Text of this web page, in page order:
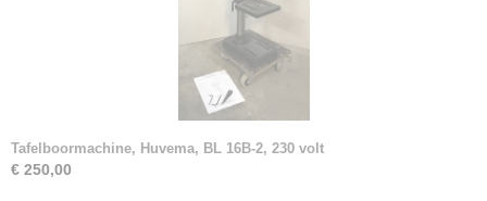
Tafelboormachine, Huvema, BL 16B-2, 230 volt
€ 250,00